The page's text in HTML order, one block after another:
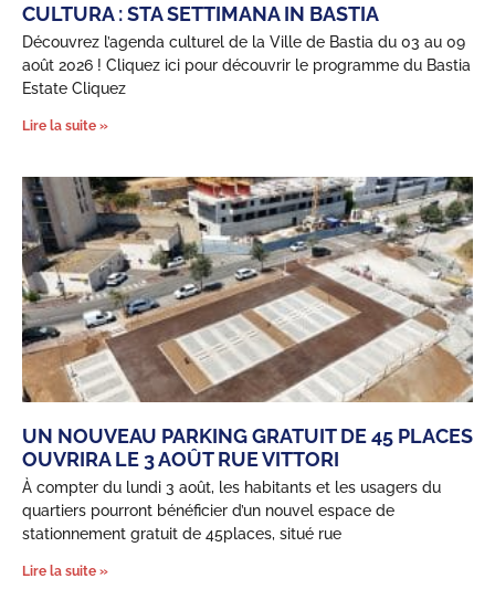
CULTURA : STA SETTIMANA IN BASTIA
Découvrez l’agenda culturel de la Ville de Bastia du 03 au 09
août 2026 ! Cliquez ici pour découvrir le programme du Bastia
Estate Cliquez
Lire la suite »
UN NOUVEAU PARKING GRATUIT DE 45 PLACES
OUVRIRA LE 3 AOÛT RUE VITTORI
À compter du lundi 3 août, les habitants et les usagers du
quartiers pourront bénéficier d’un nouvel espace de
stationnement gratuit de 45places, situé rue
Lire la suite »